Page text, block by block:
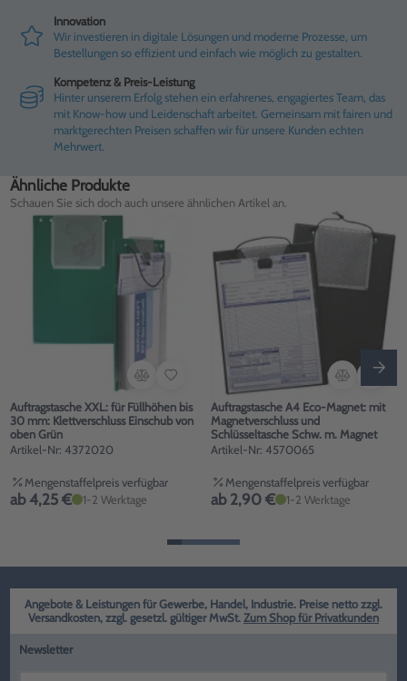
Innovation
Wir investieren in digitale Lösungen und moderne Prozesse, um
Bestellungen so effizient und einfach wie möglich zu gestalten.
Kompetenz & Preis-Leistung
Hinter unserem Erfolg stehen ein erfahrenes, engagiertes Team, das
mit Know-how und Leidenschaft arbeitet. Gemeinsam mit fairen und
marktgerechten Preisen schaffen wir für unsere Kunden echten
Mehrwert.
Ähnliche Produkte
Schauen Sie sich doch auch unsere ähnlichen Artikel an.
Auftragstasche XXL: für Füllhöhen bis
30 mm: Klettverschluss Einschub von
oben Grün
Artikel-Nr: 4372020
Mengenstaffelpreis verfügbar
ab 4,25 € 1-2 Werktage
Auftragstasche A4 Eco-Magnet: mit
Magnetverschluss und
Schlüsseltasche Schw. m. Magnet
Artikel-Nr: 4570065
Mengenstaffelpreis verfügbar
ab 2,90 € 1-2 Werktage
Angebote & Leistungen für Gewerbe, Handel, Industrie. Preise netto zzgl.
Versandkosten, zzgl. gesetzl. gültiger MwSt. Zum Shop für Privatkunden
Newsletter